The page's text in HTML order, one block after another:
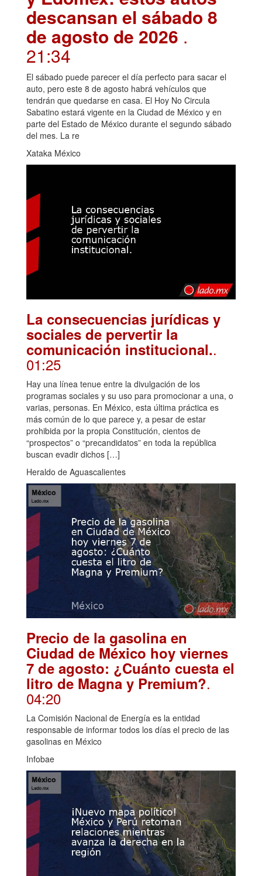
descansan el sábado 8
de agosto de 2026 .
21:34
El sábado puede parecer el día perfecto para sacar el
auto, pero este 8 de agosto habrá vehículos que
tendrán que quedarse en casa. El Hoy No Circula
Sabatino estará vigente en la Ciudad de México y en
parte del Estado de México durante el segundo sábado
del mes. La re
Xataka México
La consecuencias jurídicas y
sociales de pervertir la
comunicación institucional..
01:25
Hay una línea tenue entre la divulgación de los
programas sociales y su uso para promocionar a una, o
varias, personas. En México, esta última práctica es
más común de lo que parece y, a pesar de estar
prohibida por la propia Constitución, cientos de
“prospectos” o “precandidatos” en toda la república
buscan evadir dichos […]
Heraldo de Aguascalientes
Precio de la gasolina en
Ciudad de México hoy viernes
7 de agosto: ¿Cuánto cuesta el
litro de Magna y Premium?.
04:20
La Comisión Nacional de Energía es la entidad
responsable de informar todos los días el precio de las
gasolinas en México
Infobae